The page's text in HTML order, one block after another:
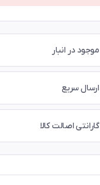
موجود در انبار
ارسال سریع
گارانتی اصالت کالا